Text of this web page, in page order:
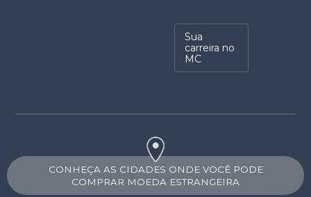
Sua
carreira no
MC
CONHEÇA AS CIDADES ONDE VOCÊ PODE
COMPRAR MOEDA ESTRANGEIRA